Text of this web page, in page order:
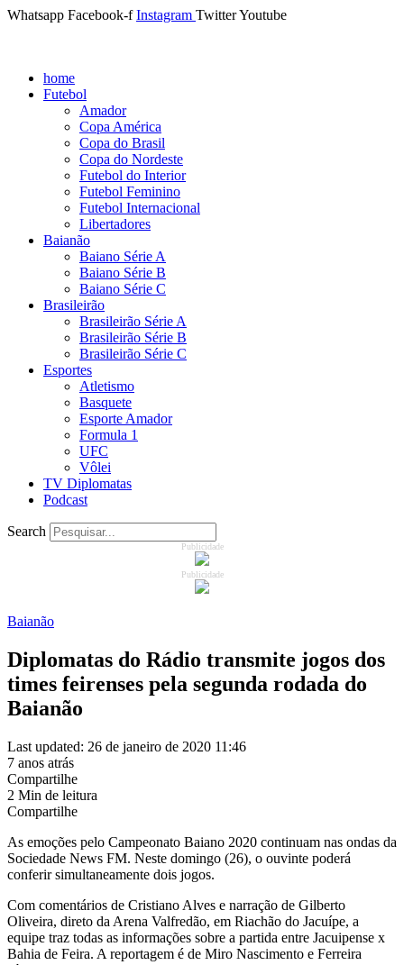
Whatsapp Facebook-f Instagram TwitterYoutube
home
Futebol
Amador
Copa América
Copa do Brasil
Copa do Nordeste
Futebol do Interior
Futebol Feminino
Futebol Internacional
Libertadores
Baianão
Baiano Série A
Baiano Série B
Baiano Série C
Brasileirão
Brasileirão Série A
Brasileirão Série B
Brasileirão Série C
Esportes
Atletismo
Basquete
Esporte Amador
Formula 1
UFC
Vôlei
TV Diplomatas
Podcast
Search
Publicidade
Publicidade
Baianão
Diplomatas do Rádio transmite jogos dos
times feirenses pela segunda rodada do
Baianão
Last updated: 26 de janeiro de 2020 11:46
7 anos atrás
Compartilhe
2 Min de leitura
Compartilhe
As emoções pelo Campeonato Baiano 2020 continuam nas ondas da
Sociedade News FM. Neste domingo (26), o ouvinte poderá
conferir simultaneamente dois jogos.
Com comentários de Cristiano Alves e narração de Gilberto
Oliveira, direto da Arena Valfredão, em Riachão do Jacuípe, a
equipe traz todas as informações sobre a partida entre Jacuipense x
Bahia de Feira. A reportagem é de Miro Nascimento e Ferreira